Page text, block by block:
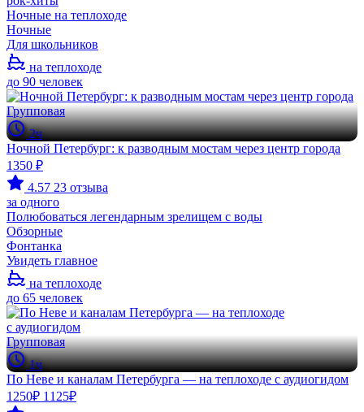
Ночные на теплоходе
Ночные
Для школьников
на теплоходе
до 90 человек
Групповая
2ч
Ночной Петербург: к разводным мостам через центр города
1350 ₽
4.57 23 отзыва
за одного
Полюбоваться легендарным зрелищем с воды
Обзорные
Фонтанка
Увидеть главное
на теплоходе
до 65 человек
Групповая
1ч
По Неве и каналам Петербурга — на теплоходе с аудиогидом
1250₽ 1125₽